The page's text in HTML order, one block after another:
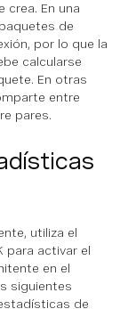
crea. En una
de
por lo que la
calcularse
En otras
entre
pares.
utiliza el
para activar el
en el
siguientes
de